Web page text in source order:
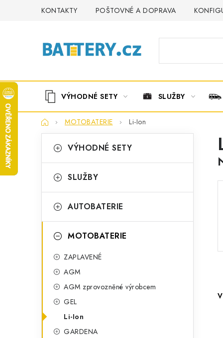
KONTAKTY POŠTOVNÉ A DOPRAVA
VÝHODNÉ SETY SLUŽBY
DomůMOTOBATERIE Li-Ion
o
t
r
p
kategorie
a
e
o
VÝHODNÉ SETY
SLUŽBY
AUTOBATERIE
MOTOBATERIE
ZAPLAVENÉ
AGM
AGM zprovozněné výrobcem
GEL
Li-Ion
GARDENA